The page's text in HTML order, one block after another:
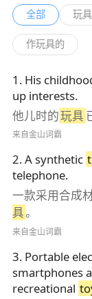
全部 玩具
作玩具的
1 . His
up interests.
他儿时的玩具
来自金山词霸
2.A synthetic
telephone.
一款采用合成
具。
来自金山词霸
3. Portable
smartphones
recreational